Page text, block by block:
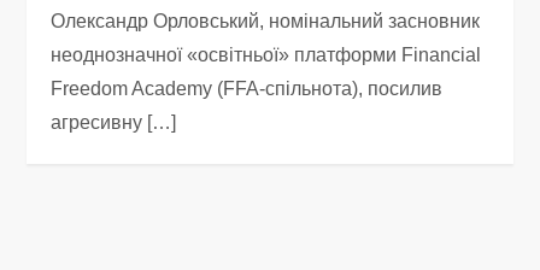
Олександр Орловський, номінальний засновник
неоднозначної «освітньої» платформи Financial
Freedom Academy (FFA-спільнота), посилив
агресивну […]